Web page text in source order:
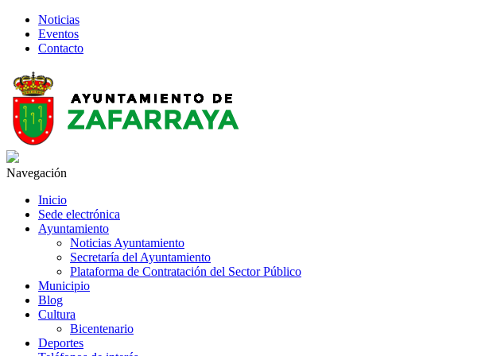
Noticias
Eventos
Contacto
Navegación
Inicio
Sede electrónica
Ayuntamiento
Noticias Ayuntamiento
Secretaría del Ayuntamiento
Plataforma de Contratación del Sector Público
Municipio
Blog
Cultura
Bicentenario
Deportes